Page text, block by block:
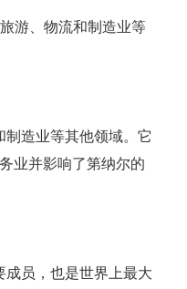
游、物流和制造业等
造业等其他领域。它
业并影响了第纳尔的
成员，也是世界上最大